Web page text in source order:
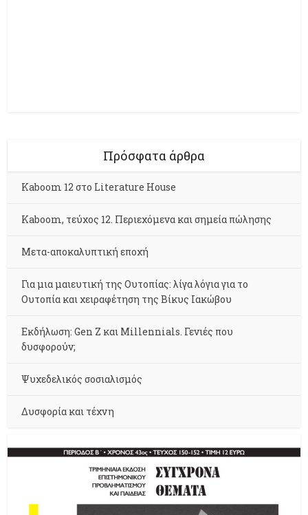
Πρόσφατα άρθρα
Kaboom 12 στο Literature House
Kaboom, τεύχος 12. Περιεχόμενα και σημεία πώλησης
Μετα-αποκαλυπτική εποχή
Για μια μαιευτική της Ουτοπίας: λίγα λόγια για το
Ουτοπία και χειραφέτηση της Βίκυς Ιακώβου
Εκδήλωση: Gen Z και Millennials. Γενιές που
δυσφορούν;
Ψυχεδελικός σοσιαλισμός
Δυσφορία και τέχνη